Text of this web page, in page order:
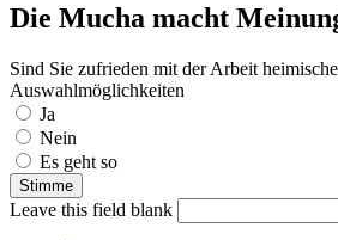
Die Mucha macht
Sind Sie zufrieden mit der Arbeit
Auswahlmöglichkeiten
Ja
Nein
Es geht so
Leave this field blank